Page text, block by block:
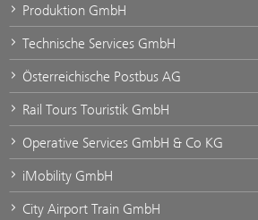
Produktion GmbH
Technische Services GmbH
Österreichische Postbus AG
Rail Tours Touristik GmbH
Operative Services GmbH & Co KG
iMobility GmbH
City Airport Train GmbH